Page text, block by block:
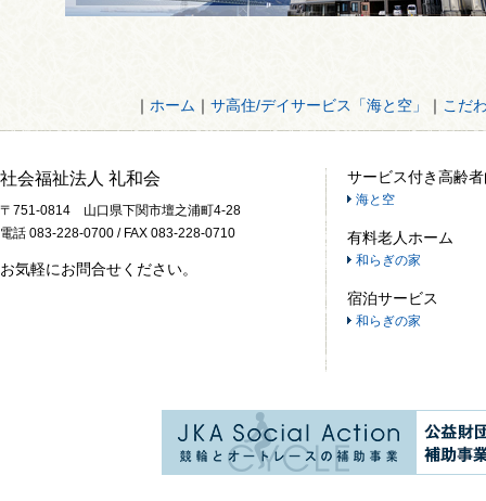
｜ ホーム ｜ サ高住/デイサービス「海と空」 ｜ こだ
社会福祉法人 礼和会
〒751-0814 山口県下関市壇之浦町4-28
電話 083-228-0700 / FAX 083-228-0710
お気軽にお問合せください。
サービス付き高齢
海と空
有料老人ホーム
和らぎの家
宿泊サービス
和らぎの家